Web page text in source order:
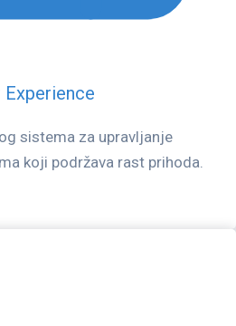
Experience
sistema za upravljanje
koji podržava rast prihoda.